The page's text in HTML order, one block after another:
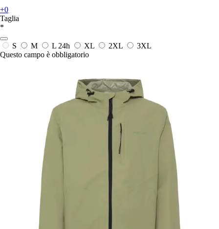
+0
Taglia
*
S M L 24h XL 2XL
3XL
Questo campo è obbligatorio